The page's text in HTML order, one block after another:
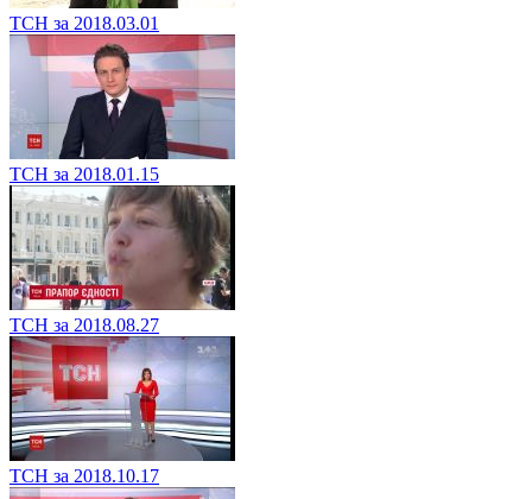
ТСН за 2018.03.01
ТСН за 2018.01.15
ТСН за 2018.08.27
ТСН за 2018.10.17